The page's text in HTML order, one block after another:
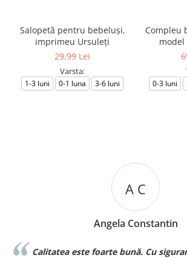
Salopetă pentru bebeluși,
imprimeu Ursuleți
29,99 Lei
Varsta:
1-3 luni 0-1 luna 3-6 luni
Compleu
0-3 luni
A C
Angela Constantin
Calitatea este foarte bună. Cu